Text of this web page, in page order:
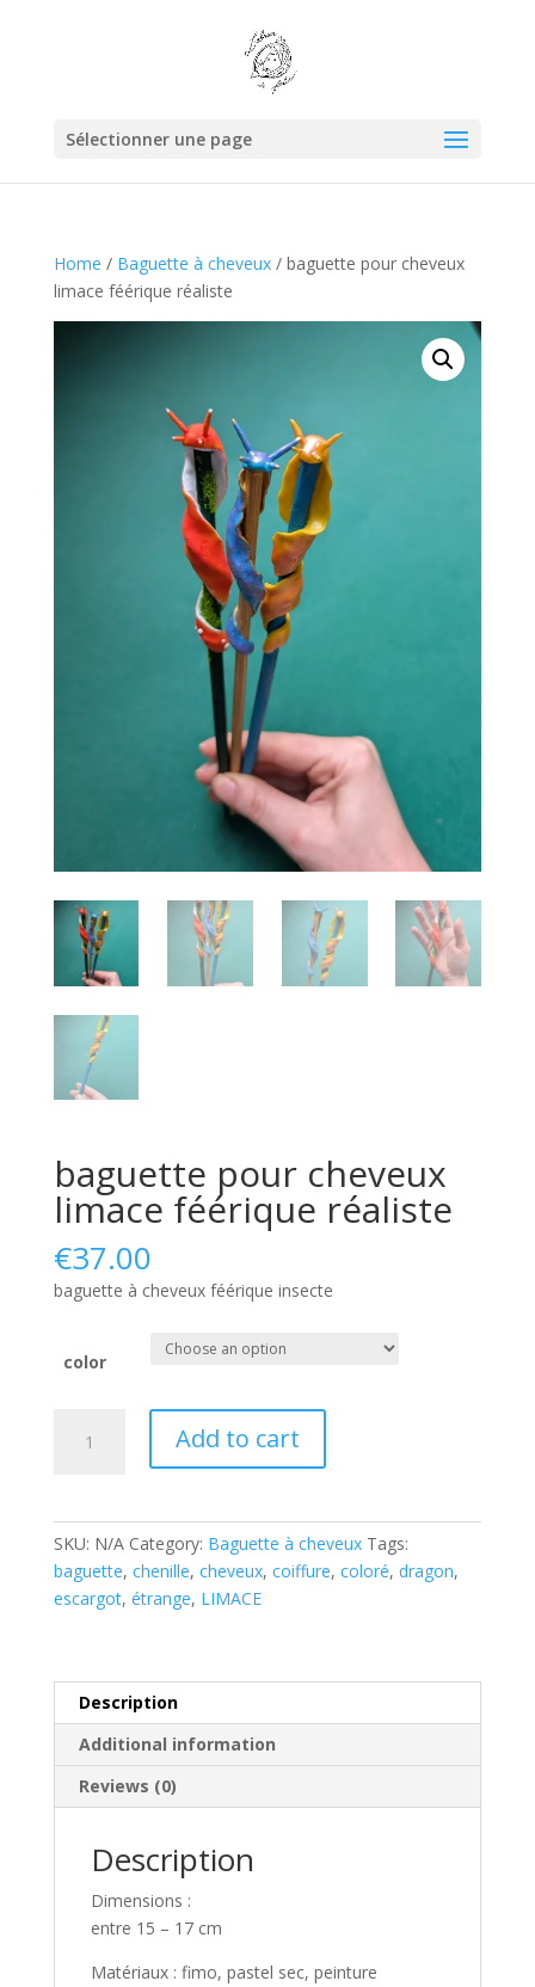
Sélectionner une page
Home / Baguette à cheveux/ baguette pour cheveux
limace féérique réaliste
baguette pour cheveux
limace féérique réaliste
€37.00
baguette à cheveux féérique insecte
color
réaliste
quantity
Add to cart
SKU: N/A Category: Baguette à cheveux Tags:
baguette, chenille, cheveux, coiffure, coloré, dragon,
escargot, étrange, LIMACE
Description
Additional information
Reviews (0)
Description
Dimensions :
entre 15 – 17 cm
Matériaux : fimo, pastel sec, peinture